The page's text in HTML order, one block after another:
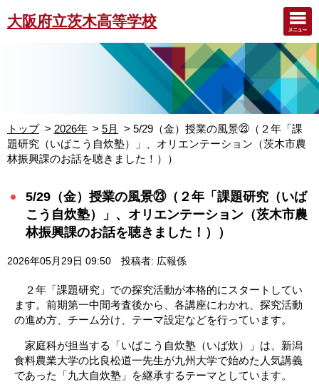
大阪府立茨木高等学校
トップ 2026年 5月
5/29（金）授業の風景㉓（２年「課
題研究（いばこう自炊塾）」、オリエンテーション（茨木市農
林振興課のお話を聴きました！））
5/29（金）授業の風景㉓（２年「課題研究（いば
こう自炊塾）」、オリエンテーション（茨木市農
林振興課のお話を聴きました！））
2026年05月29日 09:50 投稿者: 広報係
２年「課題研究」での探究活動が本格的にスタートしてい
ます。前期第一中間考査後から、各講座にわかれ、探究活動
の進め方、チーム分け、テーマ設定などを行っています。
家庭科が担当する「いばこう自炊塾（いば炊）」は、新潟
食料農業大学の比良松道一先生が九州大学で始めた人気講義
であった「九大自炊塾」を継承するテーマとしています。